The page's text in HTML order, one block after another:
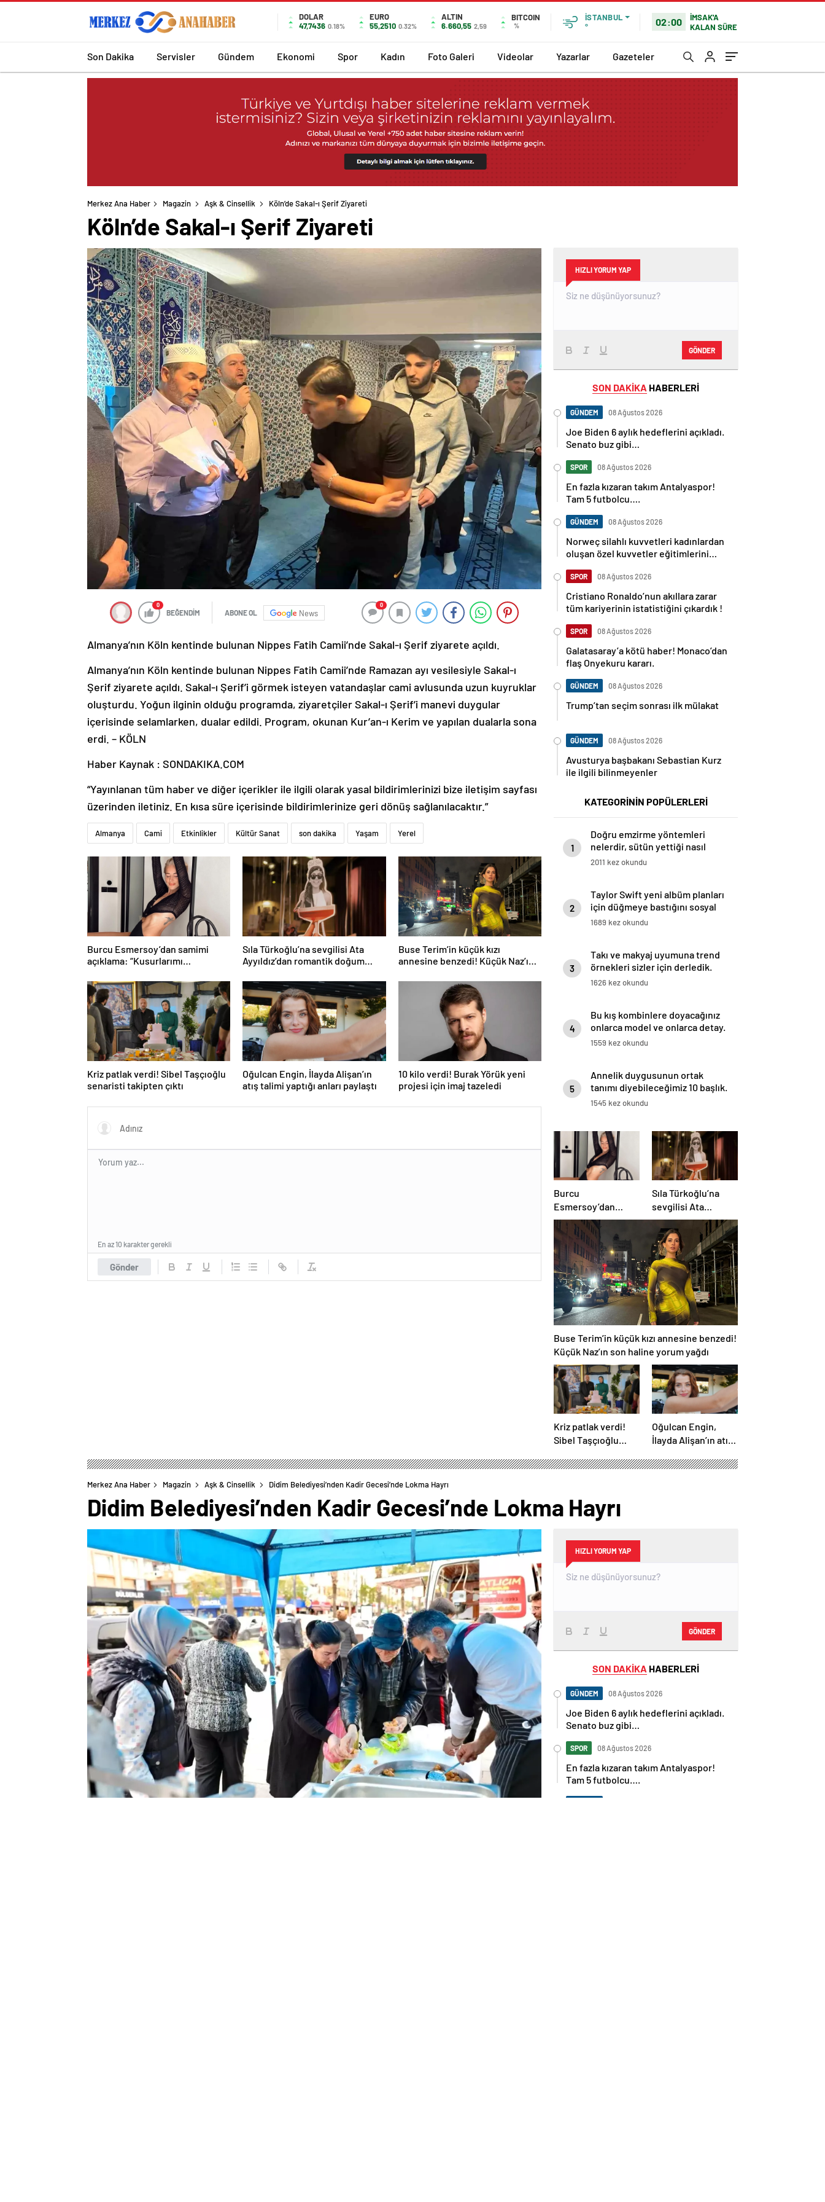
DOLAR
47,7436 0.18%
EURO
55,2510 0.32%
ALTIN
6.660,55 2,59
BITCOIN
%
İSTANBUL
°
02:00
İMSAK'A
KALAN SÜRE
Son Dakika Servisler Gündem Ekonomi Spor Kadın Foto Galeri Videolar Yazarlar Gazeteler
Merkez Ana Haber Magazin Aşk & Cinsellik Köln’de Sakal-ı Şerif Ziyareti
Köln’de Sakal-ı Şerif Ziyareti
0
BEĞENDİM ABONE OL News
0
Almanya’nın Köln kentinde bulunan Nippes Fatih Camii’nde Sakal-ı Şerif ziyarete açıldı.
Almanya’nın Köln kentinde bulunan Nippes Fatih Camii’nde Ramazan ayı vesilesiyle Sakal-ı
Şerif ziyarete açıldı. Sakal-ı Şerif’i görmek isteyen vatandaşlar cami avlusunda uzun kuyruklar
oluşturdu. Yoğun ilginin olduğu programda, ziyaretçiler Sakal-ı Şerif’i manevi duygular
içerisinde selamlarken, dualar edildi. Program, okunan Kur’an-ı Kerim ve yapılan dualarla sona
erdi. – KÖLN
Haber Kaynak : SONDAKIKA.COM
“Yayınlanan tüm haber ve diğer içerikler ile ilgili olarak yasal bildirimlerinizi bize iletişim sayfası
üzerinden iletiniz. En kısa süre içerisinde bildirimlerinize geri dönüş sağlanılacaktır.”
Almanya Cami Etkinlikler Kültür Sanat son dakika Yaşam Yerel
Burcu Esmersoy’dan samimi
açıklama: “Kusurlarımı
Sıla Türkoğlu’na sevgilisi Ata
Ayyıldız’dan romantik doğum
Buse Terim’in küçük kızı
annesine benzedi! Küçük Naz’ın
Kriz patlak verdi! Sibel Taşçıoğlu
senaristi takipten çıktı
Oğulcan Engin, İlayda Alişan’ın
atış talimi yaptığı anları paylaştı
10 kilo verdi! Burak Yörük yeni
projesi için imaj tazeledi
Gönder
En az 10 karakter gerekli
HIZLI YORUM YAP
GÖNDER
SON DAKİKA HABERLERİ
GÜNDEM 08 Ağustos 2026
Joe Biden 6 aylık hedeflerini açıkladı.
Senato buz gibi…
SPOR 08 Ağustos 2026
En fazla kızaran takım Antalyaspor!
Tam 5 futbolcu….
GÜNDEM 08 Ağustos 2026
Norweç silahlı kuvvetleri kadınlardan
oluşan özel kuvvetler eğitimlerini
SPOR 08 Ağustos 2026
Cristiano Ronaldo’nun akıllara zarar
tüm kariyerinin istatistiğini çıkardık !
SPOR 08 Ağustos 2026
Galatasaray’a kötü haber! Monaco’dan
flaş Onyekuru kararı.
GÜNDEM 08 Ağustos 2026
Trump’tan seçim sonrası ilk mülakat
GÜNDEM 08 Ağustos 2026
Avusturya başbakanı Sebastian Kurz
ile ilgili bilinmeyenler
KATEGORİNİN POPÜLERLERİ
1
Doğru emzirme yöntemleri
nelerdir, sütün yettiği nasıl
anlaşılır?
2011 kez okundu
2
Taylor Swift yeni albüm planları
için düğmeye bastığını sosyal
medyadan duyurdu!
1689 kez okundu
3
Takı ve makyaj uyumuna trend
örnekleri sizler için derledik.
1626 kez okundu
4
Bu kış kombinlere doyacağınız
onlarca model ve onlarca detay.
1559 kez okundu
5
Annelik duygusunun ortak
tanımı diyebileceğimiz 10 başlık.
1545 kez okundu
Burcu
Esmersoy’dan
samimi açıklama:
“Kusurlarımı
seviyorum”
Sıla Türkoğlu’na
sevgilisi Ata
Ayyıldız’dan
romantik doğum
günü sürprizi
Buse Terim’in küçük kızı annesine benzedi!
Küçük Naz’ın son haline yorum yağdı
Kriz patlak verdi!
Sibel Taşçıoğlu
çıktı
Oğulcan Engin,
İlayda Alişan’ın atış
paylaştı
Merkez Ana Haber Magazin Aşk & Cinsellik Didim Belediyesi’nden Kadir Gecesi’nde Lokma Hayrı
Didim Belediyesi’nden Kadir Gecesi’nde Lokma Hayrı
HIZLI YORUM YAP
GÖNDER
SON DAKİKA HABERLERİ
GÜNDEM 08 Ağustos 2026
Joe Biden 6 aylık hedeflerini açıkladı.
Senato buz gibi…
SPOR 08 Ağustos 2026
En fazla kızaran takım Antalyaspor!
Tam 5 futbolcu….